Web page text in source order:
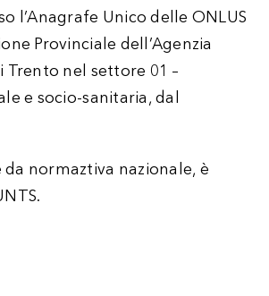
l’Anagrafe Unico delle ONLUS
Provinciale dell’Agenzia
Trento nel settore 01 –
e socio-sanitaria, dal
da normaztiva nazionale, è